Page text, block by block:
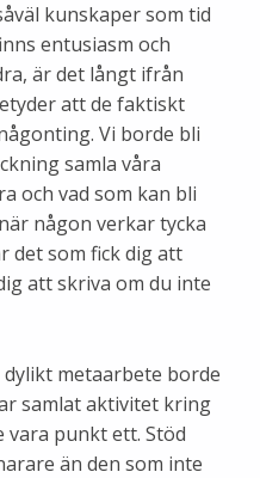
kunskaper som tid
entusiasm och
är det långt ifrån
att de faktiskt
Vi borde bli
samla våra
och vad som kan bli
någon verkar tycka
det som fick dig att
att skriva om du inte
metaarbete borde
samlat aktivitet kring
punkt ett. Stöd
än den som inte